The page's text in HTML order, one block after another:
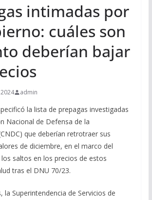
intimadas por
cuáles son
deberían bajar
admin
la lista de prepagas investigadas
Nacional de Defensa de la
que deberían retrotraer sus
de diciembre, en el marco del
saltos en los precios de estos
tras el DNU 70/23.
la Superintendencia de Servicios de